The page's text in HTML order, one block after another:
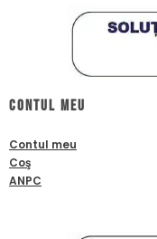
Contul meu
Contul meu
Coş
ANPC